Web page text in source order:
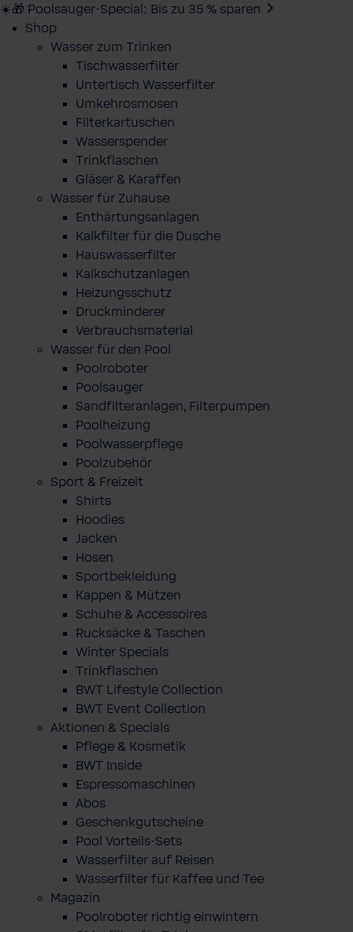
☀️🎁 Poolsauger-Special: Bis zu 35 % sparen
Shop
Wasser zum Trinken
Tischwasserfilter
Untertisch Wasserfilter
Umkehrosmosen
Filterkartuschen
Wasserspender
Trinkflaschen
Gläser & Karaffen
Wasser für Zuhause
Enthärtungsanlagen
Kalkfilter für die Dusche
Hauswasserfilter
Kalkschutzanlagen
Heizungsschutz
Druckminderer
Verbrauchsmaterial
Wasser für den Pool
Poolroboter
Poolsauger
Sandfilteranlagen, Filterpumpen
Poolheizung
Poolwasserpflege
Poolzubehör
Sport & Freizeit
Shirts
Hoodies
Jacken
Hosen
Sportbekleidung
Kappen & Mützen
Schuhe & Accessoires
Rucksäcke & Taschen
Winter Specials
Trinkflaschen
BWT Lifestyle Collection
BWT Event Collection
Aktionen & Specials
Pflege & Kosmetik
BWT Inside
Espressomaschinen
Abos
Geschenkgutscheine
Pool Vorteils-Sets
Wasserfilter auf Reisen
Wasserfilter für Kaffee und Tee
Magazin
Poolroboter richtig einwintern